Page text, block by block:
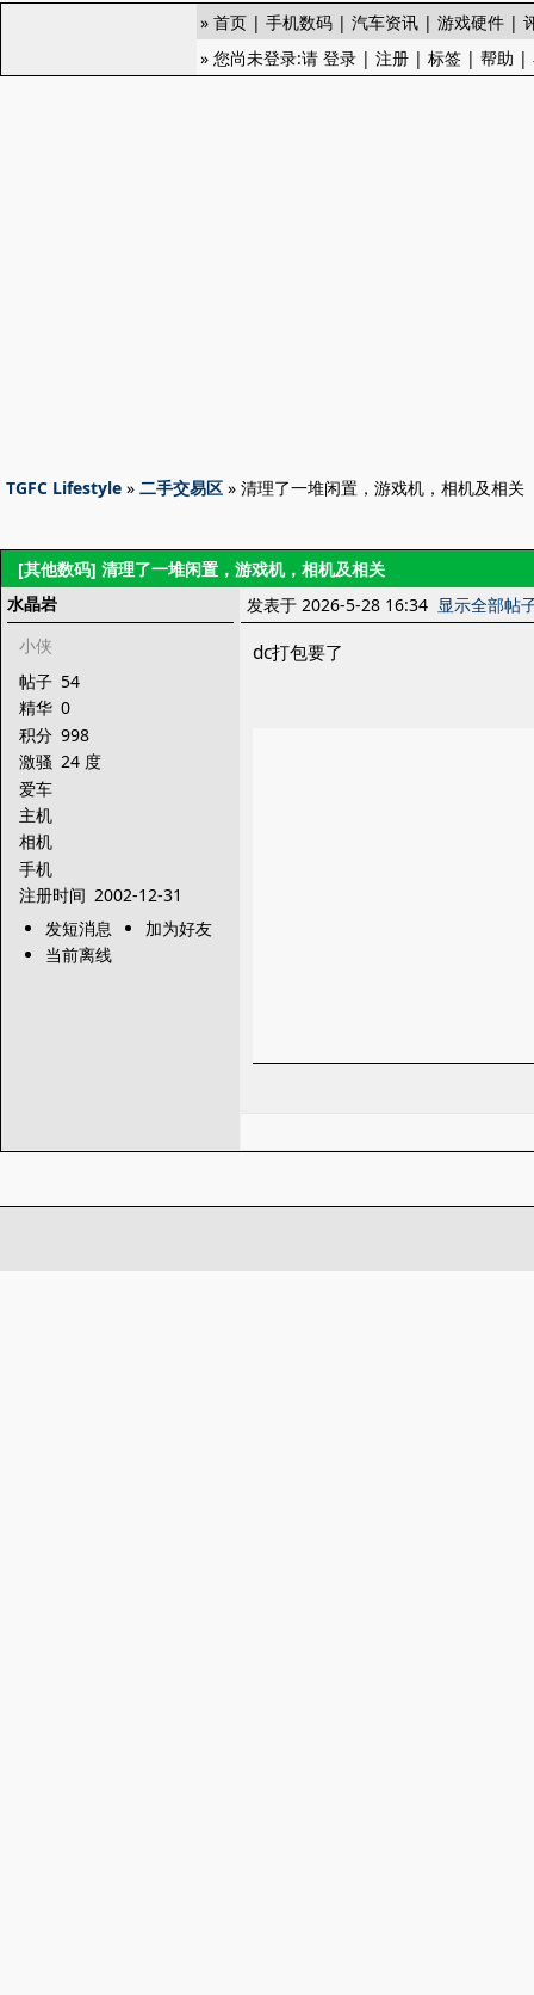
» 首页 | 手机数码 | 汽车资讯 | 游戏硬件 |
» 您尚未登录:请 登录 | 注册 | 标签 | 帮助 |
TGFC Lifestyle » 二手交易区 » 清理了一堆闲置，游戏机，相机及相关
[其他数码] 清理了一堆闲置，游戏机，相机及相关
水晶岩
小侠
帖子 54
精华 0
积分 998
激骚 24 度
爱车
主机
相机
手机
注册时间 2002-12-31
发短消息
加为好友
当前离线
发表于 2026-5-28 16:34 显示全部帖
dc打包要了